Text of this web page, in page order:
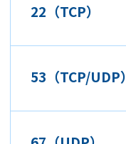
22（TCP）
53（TCP/UDP）